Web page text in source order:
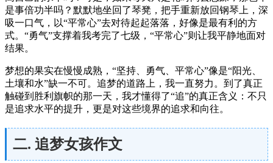
是事倍功半吗？默默地坐回了琴凳，把手重新放回钢琴上，深
吸一口气，以“平常心”去对待起起落落，好像是最有利的方
式。“勇气”支撑着我考完了七级，“平常心”则让我平静地面对
结果。
梦想的果实在慢慢成熟，“坚持、勇气、平常心”像是“阳光、
土壤和水”缺一不可。追梦的道路上，我一直努力。到了真正
触碰到胜利旗帜的那一天，我才懂得了“追”的真正含义：不只
是追求水平的提升，更是对这些境界的追求和向往。
二. 追梦女孩作文